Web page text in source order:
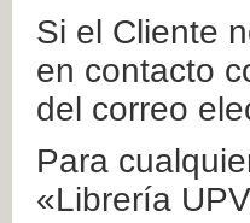
Si el Cliente
en contacto
del correo
Para
«Librería